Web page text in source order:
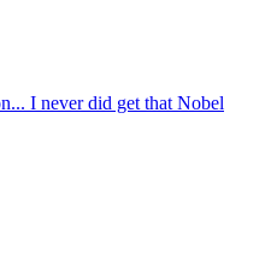
I never did get that Nobel